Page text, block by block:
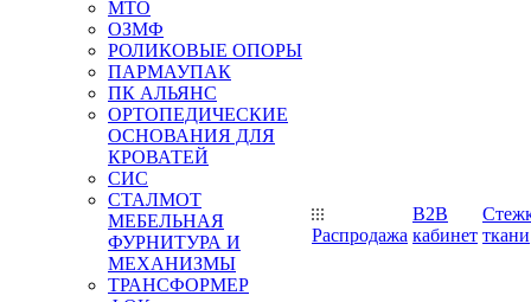
MTO
ОЗМФ
РОЛИКОВЫЕ ОПОРЫ
ПАРМАУПАК
ПК АЛЬЯНС
ОРТОПЕДИЧЕСКИЕ
ОСНОВАНИЯ ДЛЯ
КРОВАТЕЙ
СИС
СТАЛМОТ
МЕБЕЛЬНАЯ
ФУРНИТУРА И
МЕХАНИЗМЫ
ТРАНСФОРМЕР
Распродажа
B2B
кабинет ткани